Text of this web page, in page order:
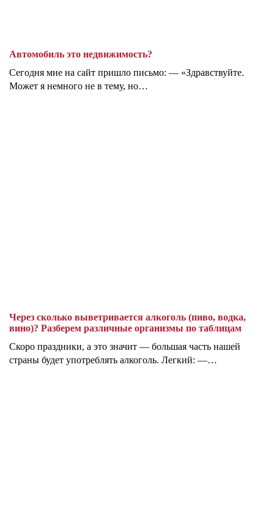
Автомобиль это недвижимость?
Сегодня мне на сайт пришло письмо: — «Здравствуйте.
Может я немного не в тему, но…
Через сколько выветривается алкоголь (пиво, водка,
вино)? Разберем различные организмы по таблицам
Скоро праздники, а это значит — большая часть нашей
страны будет употреблять алкоголь. Легкий: —…